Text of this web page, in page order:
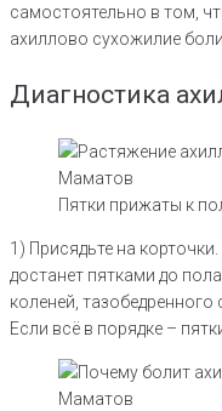
самостоятельно в том,
ахиллово сухожилие
Диагностика
Пятки прижаты к
1) Присядьте на
достанет пятками до
коленей,
Если всё в порядке –